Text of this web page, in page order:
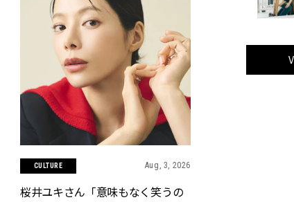
CULTURE Aug, 3, 2026
桜井ユキさん「意味もなく笑うの